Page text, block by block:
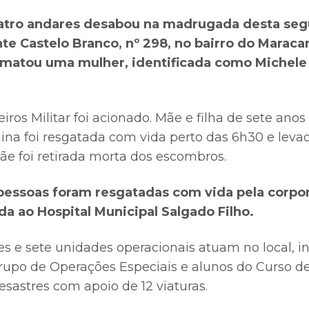
andares desabou na madrugada desta
Castelo Branco, nº 298, no bairro do
uma mulher, identificada como
Militar foi acionado. Mãe e filha de sete
foi resgatada com vida perto das 6h30 e
foi retirada morta dos escombros.
foram resgatadas com vida pela
ao Hospital Municipal Salgado Filho.
e sete unidades operacionais atuam no local,
de Operações Especiais e alunos do Curso
com apoio de 12 viaturas.